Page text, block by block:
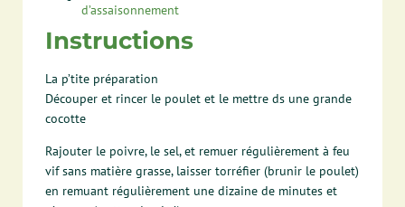
d’assaisonnement
Instructions
La p’tite préparation
Découper et rincer le poulet et le mettre ds une grande
cocotte
Rajouter le poivre, le sel, et remuer régulièrement à feu
vif sans matière grasse, laisser torréfier (brunir le poulet)
en remuant régulièrement une dizaine de minutes et